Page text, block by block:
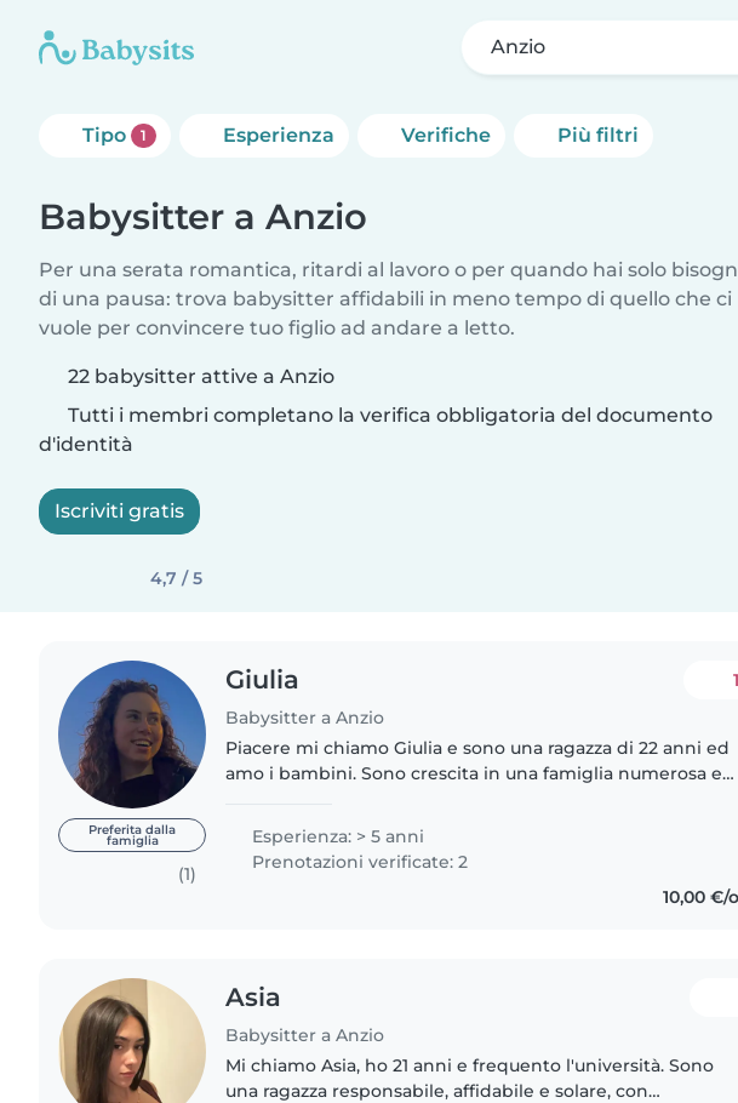
Anzio
Tipo 1 Esperienza Verifiche Più filtri
Babysitter a Anzio
Per una serata romantica, ritardi al lavoro o per quando hai solo
di una pausa: trova babysitter affidabili in meno tempo di quello che ci
vuole per convincere tuo figlio ad andare a letto.
22 babysitter attive a Anzio
Tutti i membri completano la verifica obbligatoria del documento
d'identità
Iscriviti gratis
4,7 / 5
Preferita dalla
famiglia
(1)
Giulia
Babysitter a Anzio
Piacere mi chiamo Giulia e sono una ragazza di 22 anni ed
amo i bambini. Sono crescita in una famiglia numerosa e
Esperienza: > 5 anni
Prenotazioni verificate: 2
10,00 €/
Asia
Babysitter a Anzio
Mi chiamo Asia, ho 21 anni e frequento l'università. Sono
una ragazza responsabile, affidabile e solare, con